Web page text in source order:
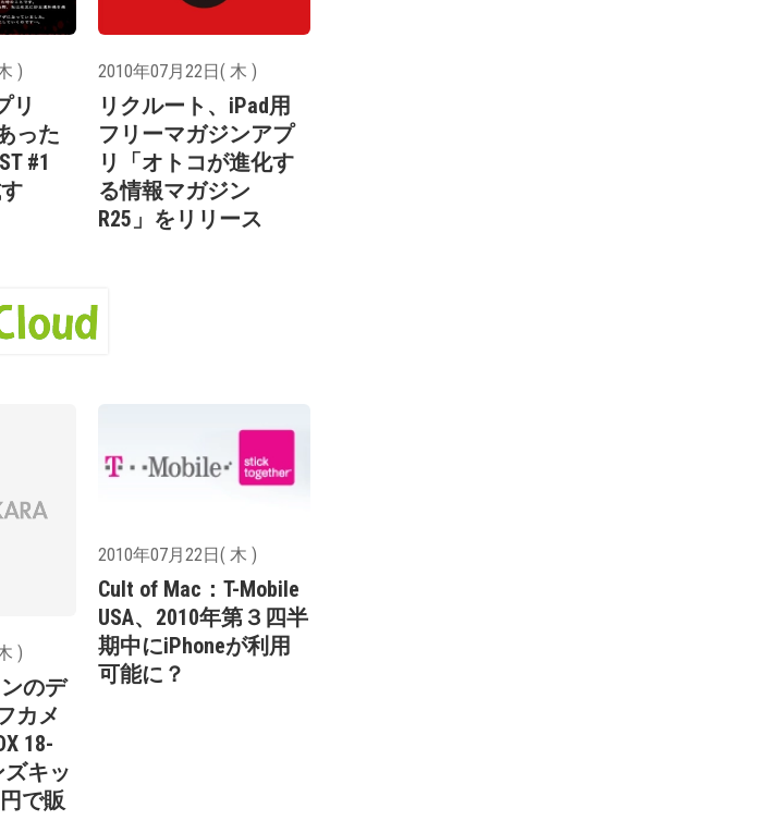
)
リ
った
#1
2010年07月22日( 木 )
リクルート、iPad用
フリーマガジンアプ
リ「オトコが進化す
る情報マガジン
R25」をリリース
)
のデ
カメ
18-
ズキッ
で販
2010年07月22日( 木 )
Cult of Mac：T-Mobile
USA、2010年第３四半
期中にiPhoneが利用
可能に？